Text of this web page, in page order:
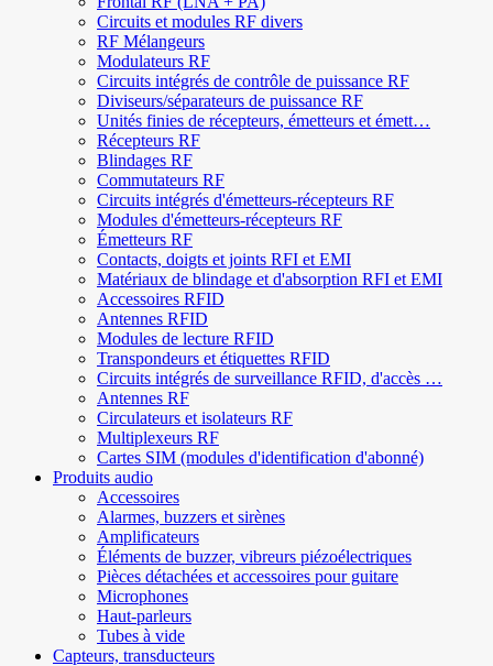
Circuits et modules RF divers
RF Mélangeurs
Modulateurs RF
Circuits intégrés de contrôle de puissance RF
Diviseurs/séparateurs de puissance RF
Unités finies de récepteurs, émetteurs et émett…
Récepteurs RF
Blindages RF
Commutateurs RF
Circuits intégrés d'émetteurs-récepteurs RF
Modules d'émetteurs-récepteurs RF
Émetteurs RF
Contacts, doigts et joints RFI et EMI
Matériaux de blindage et d'absorption RFI et EMI
Accessoires RFID
Antennes RFID
Modules de lecture RFID
Transpondeurs et étiquettes RFID
Circuits intégrés de surveillance RFID, d'accès …
Antennes RF
Circulateurs et isolateurs RF
Multiplexeurs RF
Cartes SIM (modules d'identification d'abonné)
Produits audio
Accessoires
Alarmes, buzzers et sirènes
Amplificateurs
Éléments de buzzer, vibreurs piézoélectriques
Pièces détachées et accessoires pour guitare
Microphones
Haut-parleurs
Tubes à vide
Capteurs, transducteurs